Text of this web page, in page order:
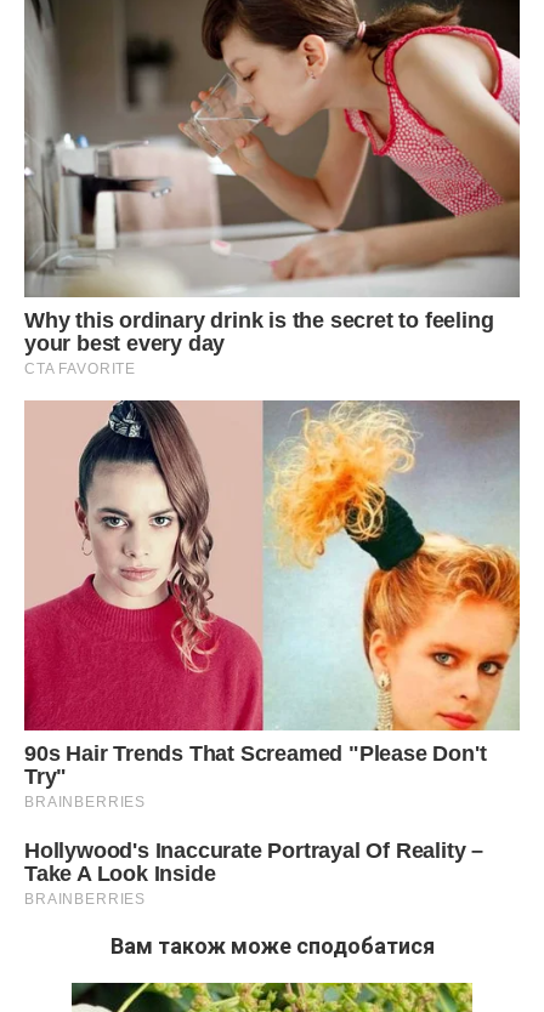
вона ніколи не хизувалася своїм вчинком. Для неї це було
природно — віддати останнє, аби врятувати рідну кров, і в
цьому вся вона.
Я часто думаю, як би склалося наше життя, якби свекруха
не була такою наполегливою і не пішла на той ринок
всупереч усьому. Напевно, ми б знайшли вихід, але той
урок людяності, який вона нам дала, неможливо замінити
жодними грошима чи порадами. Вона навчила нас бути
сильними, коли хочеться здатися, і бути добрими, коли
світ здається несправедливим.
Зараз, коли я пишу ці рядки, Ганна Степанівна знову щось
чаклує в коморі, переставляючи банки, і я знаю, що там
панує ідеальний порядок. Вона береже кожну кришечку,
кожен рецепт, передаючи ці знання мені, наче найбільший
скарб у світі. І я обіцяю собі, що колись так само буду
передавати це своїй доньці, розповідаючи історію про те,
як огірки допомогли нам вистояти.
Наше життя складається з таких дрібниць, які насправді є
фундаментом усього, і важливо не пропустити ці моменти
за щоденною метушнею. Я вдячна за кожну хвилину,
проведену поруч із цією неймовірною жінкою, яка стала
моїм ангелом-охоронцем у людській подобі. Її приклад
надихає мене бути кращою версією себе, бути
терплячішою та уважнішою до тих, хто поруч.
Сьогодні ввечері ми знову сядемо всі разом за стіл, і на
ньому обов’язково буде тарілка з тими самими огірками,
які стали символом нашої перемоги. Ми будемо сміятися,
ми є одне в одного, попри всі труднощі. Життя
продовжується, і воно прекрасне саме в таких простих і
щирих моментах, які дарує нам доля.
Вам також може сподобатися